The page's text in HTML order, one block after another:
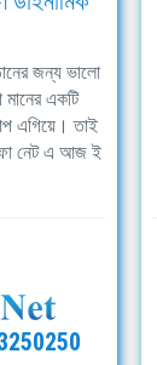
জন্য ভালো
একটি
এগিয়ে। তাই
নেট এ আজ ই